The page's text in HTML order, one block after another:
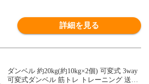
詳細を見る
ダンベル 約20kg(約10kg×2個) 可変式 3way
可変式ダンベル 筋トレ トレーニング 送料